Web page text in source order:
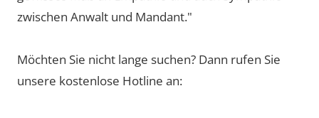
zwischen Anwalt und Mandant."
Möchten Sie nicht lange suchen? Dann rufen Sie
unsere kostenlose Hotline an: